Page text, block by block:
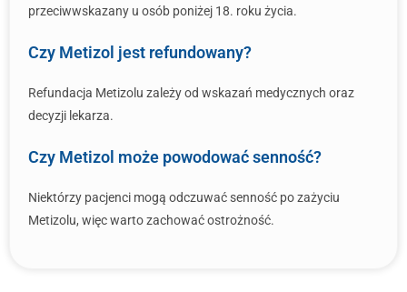
przeciwwskazany u osób poniżej 18. roku życia.
Czy Metizol jest refundowany?
Refundacja Metizolu zależy od wskazań medycznych oraz
decyzji lekarza.
Czy Metizol może powodować senność?
Niektórzy pacjenci mogą odczuwać senność po zażyciu
Metizolu, więc warto zachować ostrożność.